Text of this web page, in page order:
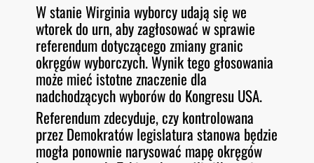
W stanie Wirginia wyborcy udają się we
wtorek do urn, aby zagłosować w sprawie
referendum dotyczącego zmiany granic
okręgów wyborczych. Wynik tego głosowania
może mieć istotne znaczenie dla
nadchodzących wyborów do Kongresu USA.
Referendum zdecyduje, czy kontrolowana
przez Demokratów legislatura stanowa będzie
mogła ponownie narysować mapę okręgów